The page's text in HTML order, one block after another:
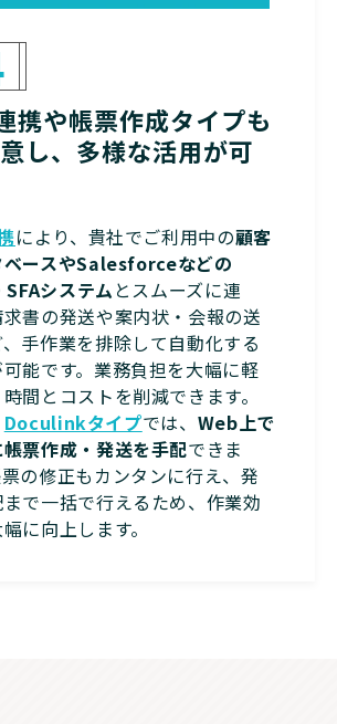
携や帳票作成タイプも
し、多様な活用が可
により、貴社でご利用中の顧客
ベースやSalesforceなどの
SFAシステム とスムーズに連
書の発送や案内状・会報の送
手作業を排除して自動化する
可能です。業務負担を大幅に軽
間とコストを削減できます。
Doculinkタイプでは、 Web上で
票作成・発送を手配できま
の修正もカンタンに行え、発
で一括で行えるため、作業効
に向上します。